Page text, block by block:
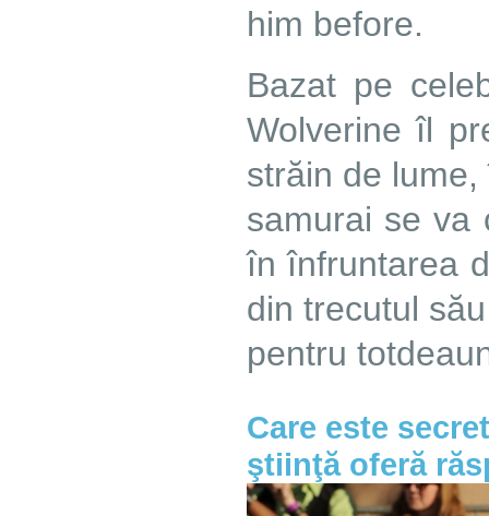
him before.
Bazat pe
Wolverine îl
străin de
samurai se va
în înfruntarea
din trecutul
pentru
Care este
ştiinţă oferă